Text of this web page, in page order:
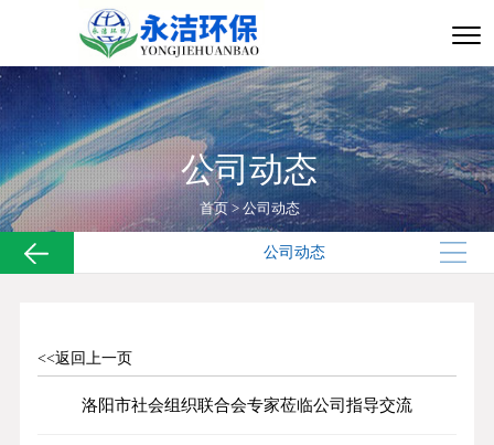
公司动态
首页> 公司动态
公司动态
<<返回上一页
洛阳市社会组织联合会专家莅临公司指导交流